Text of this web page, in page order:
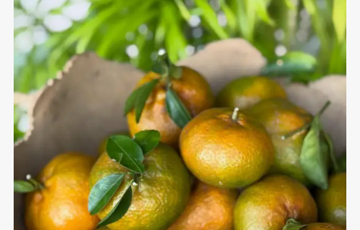
sweetkwisine
Nov 21